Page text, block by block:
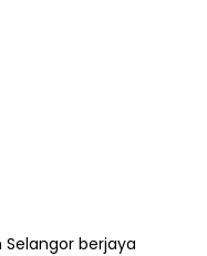
Selangor berjaya